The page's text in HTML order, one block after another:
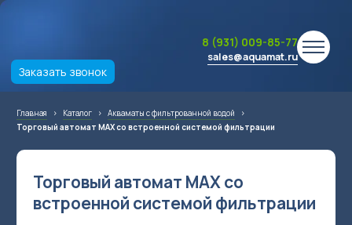
Заказать звонок
8 (931) 009-85-77
sales@aquamat.ru
Главная › Каталог › Акваматы с фильтрованной водой
›
Торговый автомат МАХ со встроенной системой фильтрации
Торговый автомат МАХ со
встроенной системой фильтрации